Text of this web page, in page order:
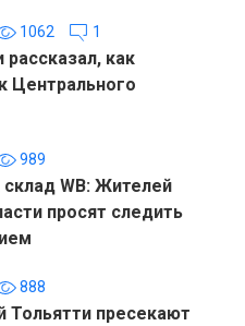
1062 1
рассказал, как
Центрального
989
WB: Жителей
просят следить
888
Тольятти пресекают